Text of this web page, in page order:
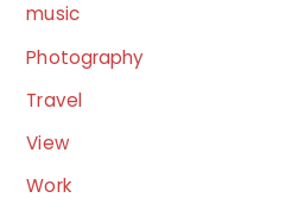
music
Photography
Travel
View
Work